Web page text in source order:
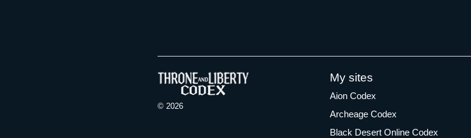
© 2026
My sites
Aion Codex
Archeage Codex
Black Desert Online Codex